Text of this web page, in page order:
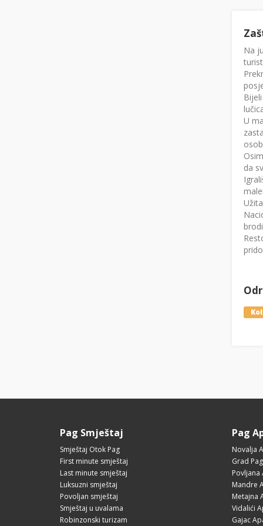
Na
U
da
Pag Smještaj
Smještaj Otok Pag
First minute smještaj
Last minute smještaj
Luksuzni smještaj
Povoljan smještaj
Smještaj u uvalama
Robinzonski turizam
Pag
Novalja
Grad
Mandre
Metajna
Vidalići
Gajac